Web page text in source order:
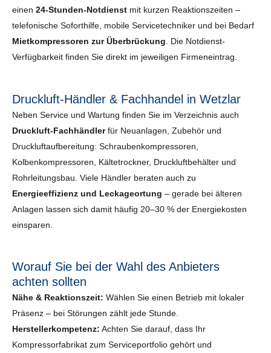
einen 24-Stunden-Notdienst mit kurzen Reaktionszeiten –
telefonische Soforthilfe, mobile Servicetechniker und bei Bedarf
Mietkompressoren zur Überbrückung. Die Notdienst-
Verfügbarkeit finden Sie direkt im jeweiligen Firmeneintrag.
Druckluft-Händler & Fachhandel in Wetzlar
Neben Service und Wartung finden Sie im Verzeichnis auch
Druckluft-Fachhändlerfür Neuanlagen, Zubehör und
Druckluftaufbereitung: Schraubenkompressoren,
Kolbenkompressoren, Kältetrockner, Druckluftbehälter und
Rohrleitungsbau. Viele Händler beraten auch zu
Energieeffizienz und Leckageortung – gerade bei älteren
Anlagen lassen sich damit häufig 20–30 % der Energiekosten
einsparen.
Worauf Sie bei der Wahl des Anbieters
achten sollten
Nähe & Reaktionszeit: Wählen Sie einen Betrieb mit lokaler
Präsenz – bei Störungen zählt jede Stunde.
Herstellerkompetenz: Achten Sie darauf, dass Ihr
Kompressorfabrikat zum Serviceportfolio gehört und